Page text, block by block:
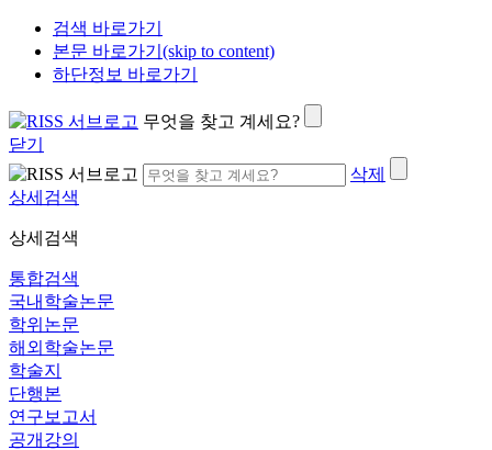
검색 바로가기
본문 바로가기(skip to content)
하단정보 바로가기
무엇을 찾고 계세요?
닫기
삭제
상세검색
상세검색
통합검색
국내학술논문
학위논문
해외학술논문
학술지
단행본
연구보고서
공개강의